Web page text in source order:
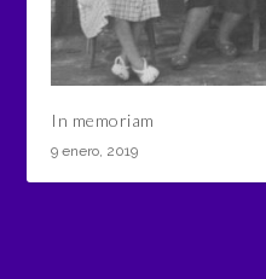
In memoriam
9 enero, 2019